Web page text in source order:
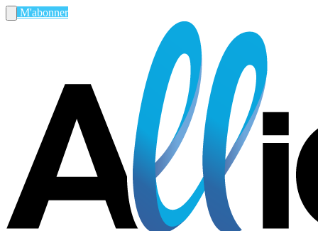
M'abonner